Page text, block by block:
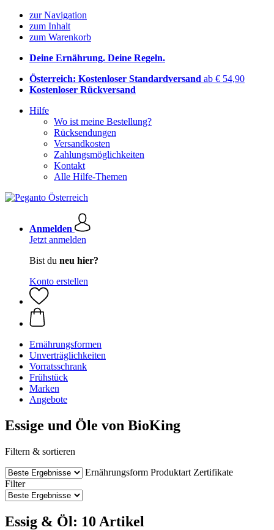
zur Navigation
zum Inhalt
zum Warenkorb
Deine Ernährung. Deine Regeln.
Österreich: Kostenloser Standardversand ab € 54,90
Kostenloser Rückversand
Hilfe
Wo ist meine Bestellung?
Rücksendungen
Versandkosten
Zahlungsmöglichkeiten
Kontakt
Alle Hilfe-Themen
Anmelden
Jetzt anmelden
Bist du neu hier?
Konto erstellen
Ernährungsformen
Unverträglichkeiten
Vorratsschrank
Frühstück
Marken
Angebote
Essige und Öle von BioKing
Filtern & sortieren
Ernährungsform Produktart Zertifikate
Filter
Essig & Öl: 10 Artikel